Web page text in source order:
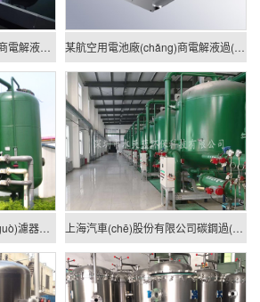
某磷酸鐵鋰電池廠(chǎng)商電解液過(guò)濾案例 某航空用電池廠(chǎng)商電解液過(guò)濾案例
山東板材有限公司機械過(guò)濾器工程 上海汽車(chē)股份有限公司碳鋼過(guò)濾罐